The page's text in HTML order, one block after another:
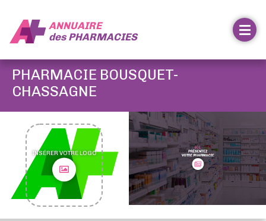
ANNUAIRE
desPHARMACIES
PHARMACIE BOUSQUET-
CHASSAGNE
INSÉRER VOTRE LOGO